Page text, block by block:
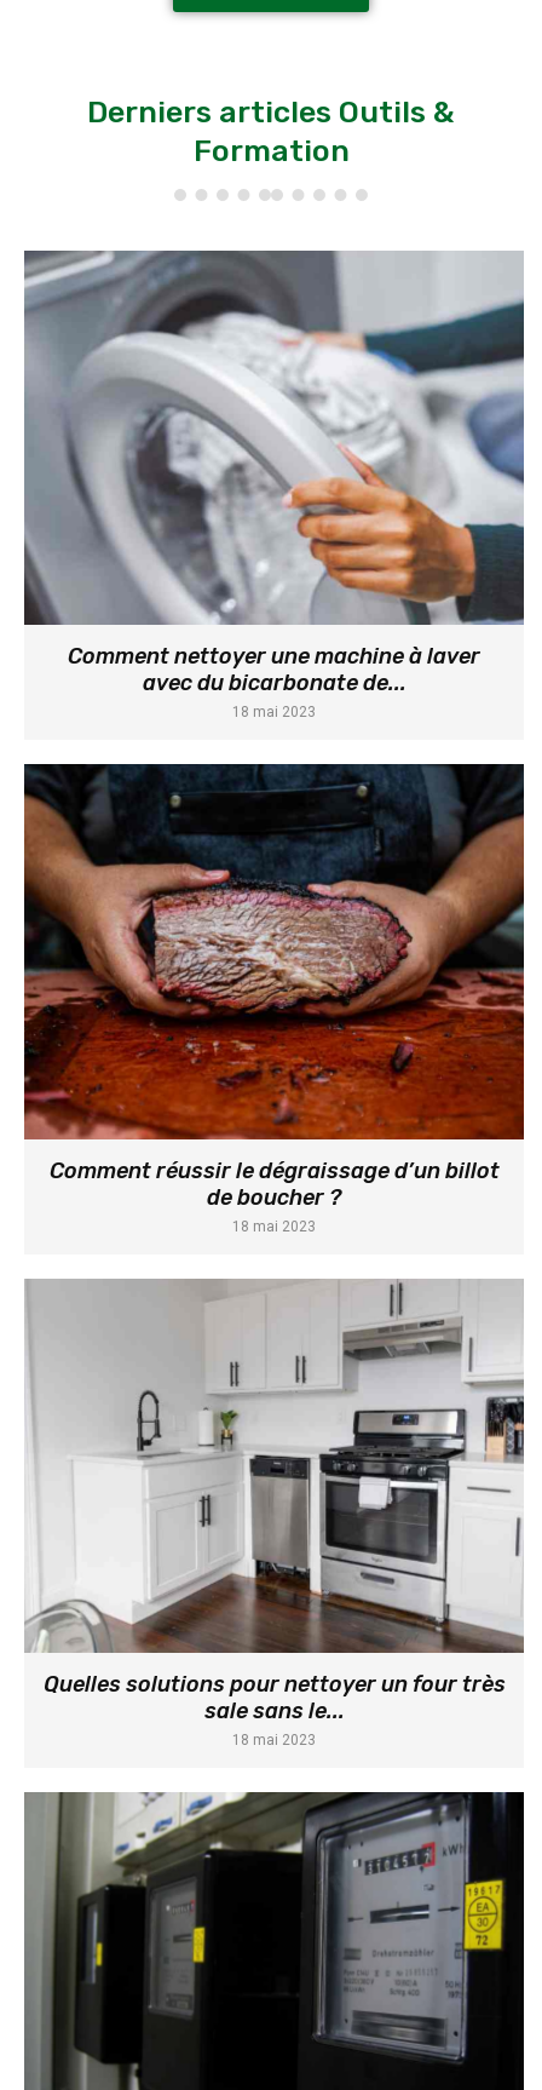
Derniers articles Outils &
Formation
Comment nettoyer une machine à laver
avec du bicarbonate de...
18 mai 2023
Comment réussir le dégraissage d’un billot
de boucher ?
18 mai 2023
Quelles solutions pour nettoyer un four très
sale sans le...
18 mai 2023